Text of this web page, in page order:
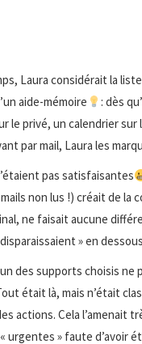
Laura considérait la
aide-mémoire
: dès
le privé, un calendrier sur
par mail, Laura les
pas satisfaisantes
non lus !) créait de la
ne faisait aucune
» en
des supports choisis
était là, mais n’était
actions. Cela l’amenait
urgentes » faute d’avoir